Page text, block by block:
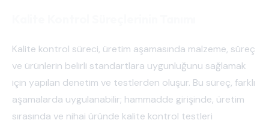
Kalite kontrol süreci, üretim aşamasında malzeme, süreç
ve ürünlerin belirli standartlara uygunluğunu sağlamak
için yapılan denetim ve testlerden oluşur. Bu süreç, farklı
aşamalarda uygulanabilir; hammadde girişinde, üretim
sırasında ve nihai üründe kalite kontrol testleri